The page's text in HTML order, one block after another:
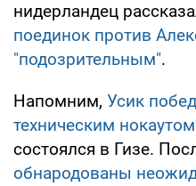
нидерландец
поединок против
"подозрительным".
Напомним, Усик
техническим нокаутом
состоялся в Гизе.
обнародованы